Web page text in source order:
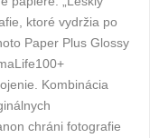
ktoré vydržia po
Paper Plus Glossy
Kombinácia
chráni fotografie